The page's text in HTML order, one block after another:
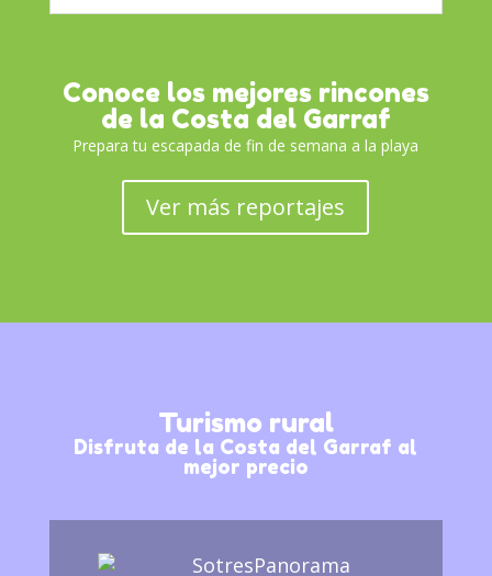
Conoce los mejores rincones
de la Costa del Garraf
Prepara tu escapada de fin de semana a la playa
Ver más reportajes
Turismo rural
Disfruta de la Costa del Garraf al
mejor precio